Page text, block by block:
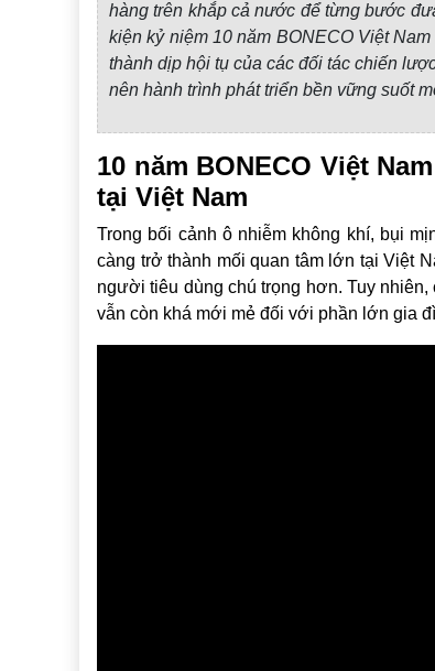
hàng trên khắp cả nước để từng bước
kiện kỷ niệm 10 năm BONECO Việt
thành dịp hội tụ của các đối tác chiến
nên hành trình phát triển bền vững suốt
10 năm BONECO Việt
tại Việt Nam
Trong bối cảnh ô nhiễm không khí, bụi
càng trở thành mối quan tâm lớn tại Việt
người tiêu dùng chú trọng hơn. Tuy
vẫn còn khá mới mẻ đối với phần lớn gia